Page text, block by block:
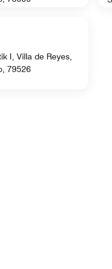
I, Villa de Reyes,
79526